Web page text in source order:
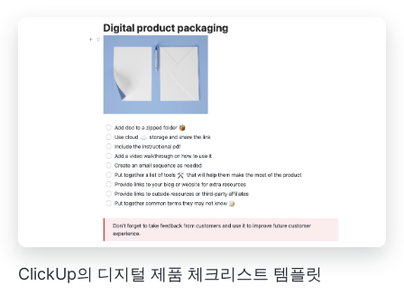
ClickUp의 디지털 제품 체크리스트 템플릿